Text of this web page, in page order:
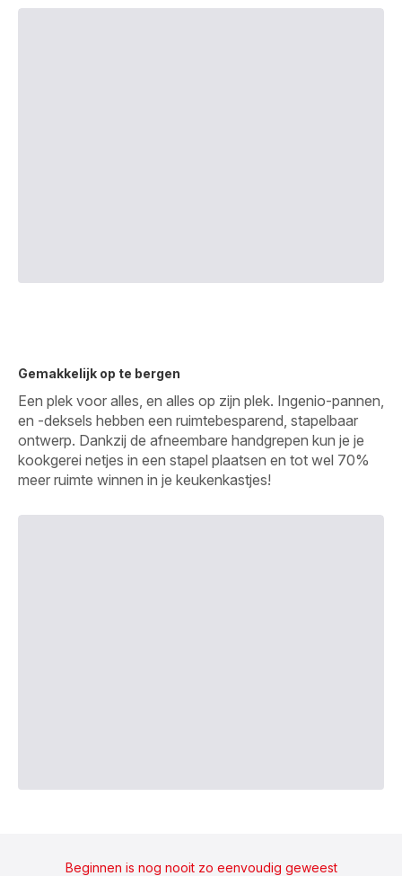
Gemakkelijk op te bergen
Een plek voor alles, en alles op zijn plek. Ingenio-pannen,
en -deksels hebben een ruimtebesparend, stapelbaar
ontwerp. Dankzij de afneembare handgrepen kun je je
kookgerei netjes in een stapel plaatsen en tot wel 70%
meer ruimte winnen in je keukenkastjes!
Beginnen is nog nooit zo eenvoudig geweest